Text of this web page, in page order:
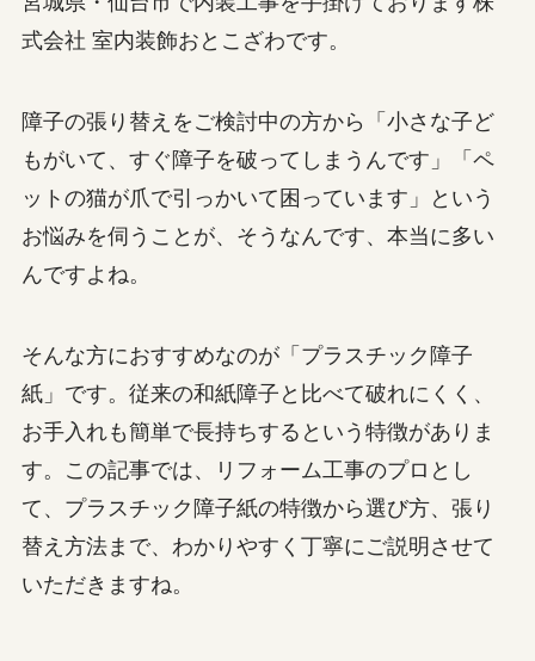
式会社 室内装飾おとこざわです。
障子の張り替えをご検討中の方から「小さな子ど
もがいて、すぐ障子を破ってしまうんです」「ペ
ットの猫が爪で引っかいて困っています」という
お悩みを伺うことが、そうなんです、本当に多い
んですよね。
そんな方におすすめなのが「プラスチック障子
紙」です。従来の和紙障子と比べて破れにくく、
お手入れも簡単で長持ちするという特徴がありま
す。この記事では、リフォーム工事のプロとし
て、プラスチック障子紙の特徴から選び方、張り
替え方法まで、わかりやすく丁寧にご説明させて
いただきますね。